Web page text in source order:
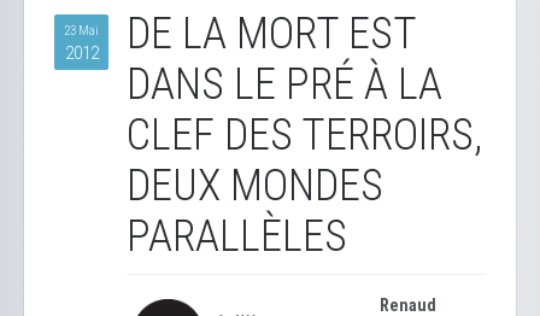
23 Mai
2012
DE LA MORT EST
DANS LE PRÉ À LA
CLEF DES TERROIRS,
DEUX MONDES
PARALLÈLES
Renaud